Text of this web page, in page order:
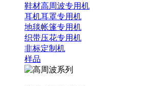
鞋材高周波专用机
耳机耳罩专用机
地毯帐篷专用机
织带压花专用机
非标定制机
样品